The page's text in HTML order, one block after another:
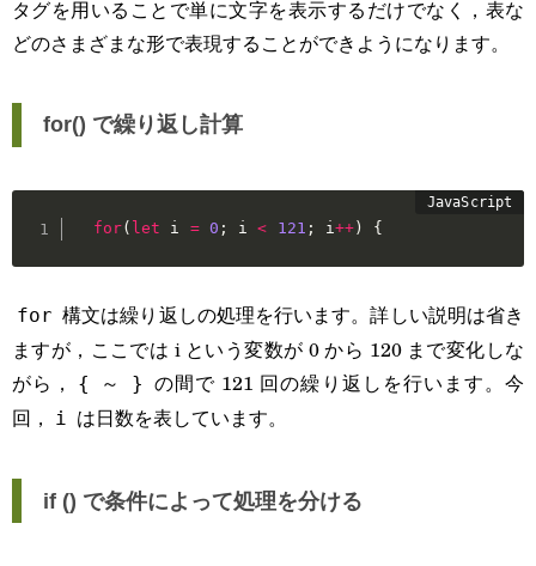
タグを用いることで単に文字を表示するだけでなく，表な
どのさまざまな形で表現することができようになります。
for() で繰り返し計算
for( let i = 0 ; i < 121 ; i++ ) {
for 構文は繰り返しの処理を行います。詳しい説明は省き
ますが，ここでは i という変数が 0 から 120 まで変化しな
がら，
{ ～ } の間で 121 回の繰り返しを行います。今
回，
i は日数を表しています。
if () で条件によって処理を分ける